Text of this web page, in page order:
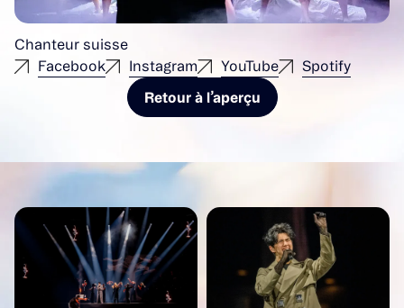
Chanteur suisse
Facebook
Instagram YouTube
Spotify
Retour à l’aperçu